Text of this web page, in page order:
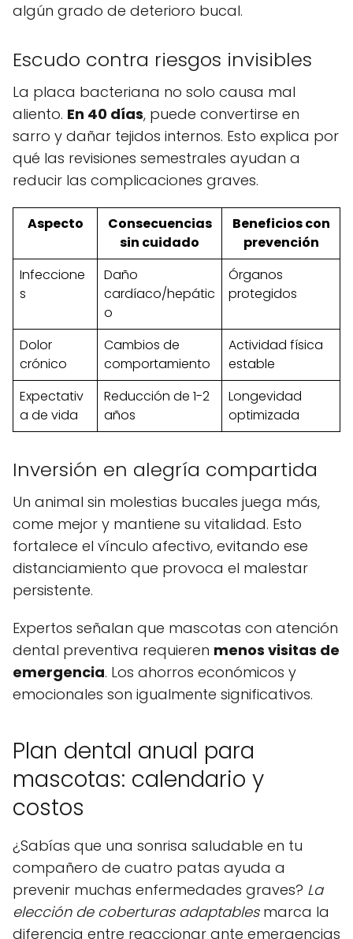
algún grado de deterioro bucal.
Escudo contra riesgos invisibles
La placa bacteriana no solo causa mal
aliento. En 40 días, puede convertirse en
sarro y dañar tejidos internos. Esto explica por
qué las revisiones semestrales ayudan a
reducir las complicaciones graves.
Aspecto
Consecuencias
sin cuidado
Beneficios con
prevención
Infeccione
s
Daño
cardíaco/hepátic
o
Órganos
protegidos
Dolor
crónico
Cambios de
comportamiento
Actividad física
estable
Expectativ
a de vida
Reducción de 1-2
años
Longevidad
optimizada
Inversión en alegría compartida
Un animal sin molestias bucales juega más,
come mejor y mantiene su vitalidad. Esto
fortalece el vínculo afectivo, evitando ese
distanciamiento que provoca el malestar
persistente.
Expertos señalan que mascotas con atención
dental preventiva requieren menos visitas de
emergencia. Los ahorros económicos y
emocionales son igualmente significativos.
Plan dental anual para
mascotas: calendario y
costos
¿Sabías que una sonrisa saludable en tu
compañero de cuatro patas ayuda a
prevenir muchas enfermedades graves? La
elección de coberturas adaptablesmarca la
diferencia entre reaccionar ante emergencias